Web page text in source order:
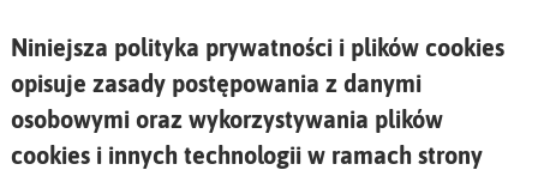
Niniejsza polityka prywatności i plików cookies
opisuje zasady postępowania z danymi
osobowymi oraz wykorzystywania plików
cookies i innych technologii w ramach strony